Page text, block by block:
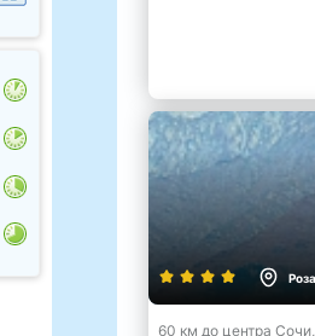
60 км до центра